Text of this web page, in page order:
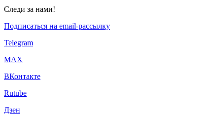
Следи за нами!
Подписаться на email-рассылку
Telegram
МАХ
ВКонтакте
Rutube
Дзен